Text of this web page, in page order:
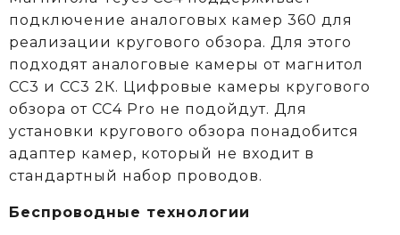
подключение аналоговых камер 360 для
реализации кругового обзора. Для этого
подходят аналоговые камеры от магнитол
СС3 и СС3 2К. Цифровые камеры кругового
обзора от CC4 Pro не подойдут. Для
установки кругового обзора понадобится
адаптер камер, который не входит в
стандартный набор проводов.
Беспроводные технологии